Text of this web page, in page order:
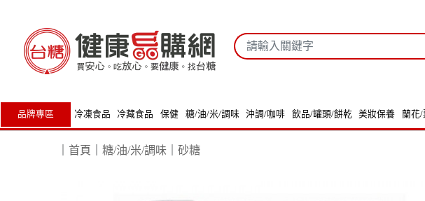
品牌專區 冷凍食品 冷藏食品 保健 糖/油/米/調味 沖調/咖啡 飲品/罐頭/餅乾 美妝保養 蘭花
首頁 ｜糖/油/米/調味 ｜砂糖